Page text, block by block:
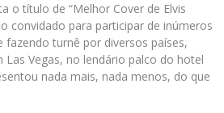
o título de “Melhor Cover de Elvis
convidado para participar de inúmeros
fazendo turnê por diversos países,
Las Vegas, no lendário palco do hotel
nada mais, nada menos, do que